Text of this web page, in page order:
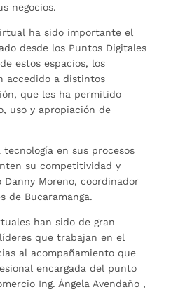
negocios.
ha sido importante el
desde los Puntos Digitales
estos espacios, los
accedido a distintos
que les ha permitido
uso y apropiación de
en sus procesos
su competitividad y
Moreno, coordinador
de Bucaramanga.
han sido de gran
que trabajan en el
al acompañamiento que
encargada del punto
Ing. Ángela Avendaño ,